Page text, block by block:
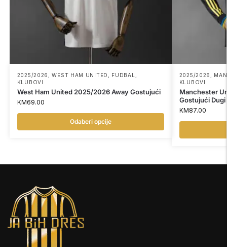
2025/2026 ,WEST HAM UNITED FUDBAL
KLUBOVI
West Ham United 2025/2026 Away Gostujući
KM69.00
Odaberi opcije
2025/2026
KLUBOVI
Manchester
Gostujući Dugi
KM87.00